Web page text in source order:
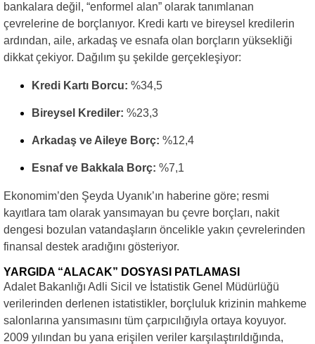
bankalara değil, “enformel alan” olarak tanımlanan
çevrelerine de borçlanıyor. Kredi kartı ve bireysel kredilerin
ardından, aile, arkadaş ve esnafa olan borçların yüksekliği
dikkat çekiyor. Dağılım şu şekilde gerçekleşiyor:
Kredi Kartı Borcu: %34,5
Bireysel Krediler: %23,3
Arkadaş ve Aileye Borç: %12,4
Esnaf ve Bakkala Borç: %7,1
Ekonomim’den Şeyda Uyanık’ın haberine göre; resmi
kayıtlara tam olarak yansımayan bu çevre borçları, nakit
dengesi bozulan vatandaşların öncelikle yakın çevrelerinden
finansal destek aradığını gösteriyor.
YARGIDA “ALACAK” DOSYASI PATLAMASI
Adalet Bakanlığı Adli Sicil ve İstatistik Genel Müdürlüğü
verilerinden derlenen istatistikler, borçluluk krizinin mahkeme
salonlarına yansımasını tüm çarpıcılığıyla ortaya koyuyor.
2009 yılından bu yana erişilen veriler karşılaştırıldığında,